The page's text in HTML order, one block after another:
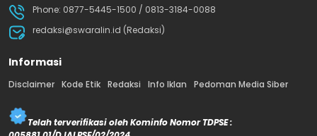
Phone: 0877-5445-1500 / 0813-3184-0088
redaksi@swaralin.id (Redaksi)
Informasi
Disclaimer Kode Etik Redaksi Info Iklan Pedoman Media Siber
Telah terverifikasi oleh Kominfo Nomor TDPSE :